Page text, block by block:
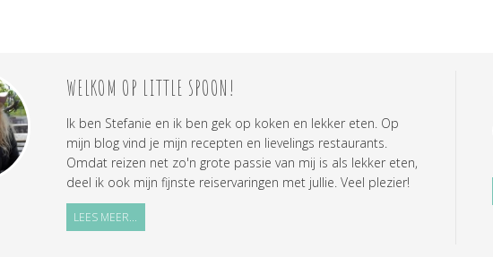
WELKOM OP LITTLE SPOON!
Ik ben Stefanie en ik ben gek op koken en lekker eten. Op
mijn blog vind je mijn recepten en lievelings restaurants.
Omdat reizen net zo'n grote passie van mij is als lekker eten,
deel ik ook mijn fijnste reiservaringen met jullie. Veel plezier!
LEES MEER...